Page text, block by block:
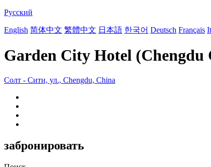
Русский
English 简体中文 繁體中文 日本語 한국어 Deutsch Français
Garden City Hotel
Солт - Сити, ул., Chengdu, China
забронировать